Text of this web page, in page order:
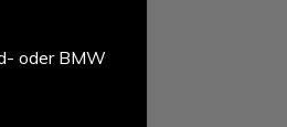
oder BMW